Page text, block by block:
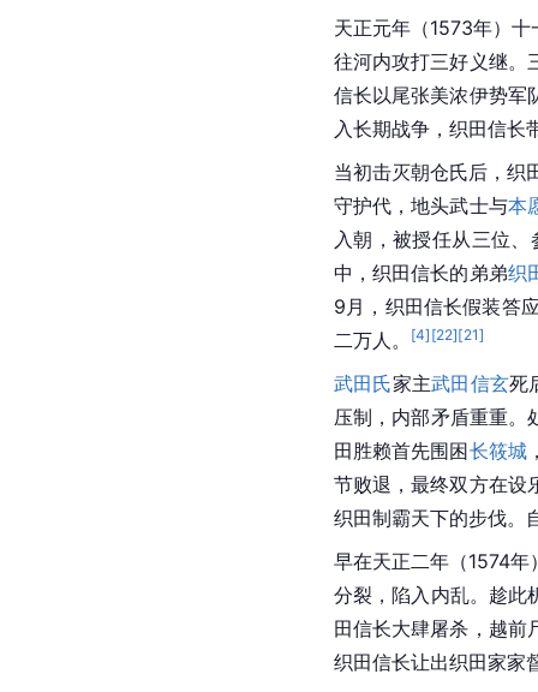
天正元年（1573年）
往河内攻打三好义继。
信长以尾张美浓伊势军
入长期战争，织田信长
当初击灭朝仓氏后，织
守护代，地头武士与本
入朝，被授任从三位
中，织田信长的弟弟织
9月， 织田信长假装答
二万人。
[4] [22][21]
武田氏家主武田信玄死
压制，内部矛盾重重。
田胜赖首先围困长筱城
节败退，最终双方在设
织田制霸天下的步伐。
早在天正二年（1574年
分裂，陷入内乱。趁此
田信长大肆屠杀，越前
织田信长让出织田家家